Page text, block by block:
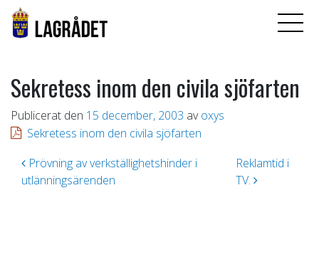
Sekretess inom den civila sjöfarten
Publicerat den 15 december, 2003 av oxys
Sekretess inom den civila sjöfarten
Inläggsnavigering
Prövning av verkställighetshinder i
utlänningsärenden
Reklamtid i
TV.